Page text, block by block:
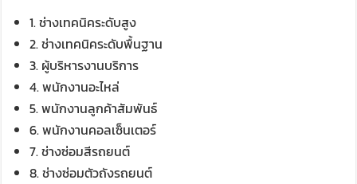
1. ช่างเทคนิคระดับสูง
2. ช่างเทคนิคระดับพื้นฐาน
3. ผู้บริหารงานบริการ
4. พนักงานอะไหล่
5. พนักงานลูกค้าสัมพันธ์
6. พนักงานคอลเซ็นเตอร์
7. ช่างซ่อมสีรถยนต์
8. ช่างซ่อมตัวถังรถยนต์